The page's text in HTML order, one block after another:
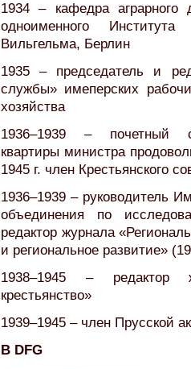
1934 – кафедра аграрного
одноименного
Вильгельма, Берлин
1935 – председатель и
службы» имеперских
хозяйства
1936–1939 – почетный
квартиры министра
1945 г. член Крестьянского
1936–1939 – руководитель
объединения по
редактор журнала
и региональное развитие»
1938–1945 – редактор
крестьянство»
1939–1945 – член Прусской
В DFG